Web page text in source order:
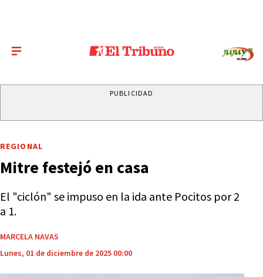
PUBLICIDAD
REGIONAL
Mitre festejó en casa
El "ciclón" se impuso en la ida ante Pocitos por 2
a 1.
MARCELA NAVAS
Lunes, 01 de diciembre de 2025 00:00